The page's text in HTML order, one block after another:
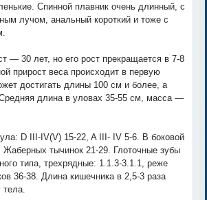
Спинной плавник очень длинный, с
лучом, анальный короткий и тоже с
— 30 лет, но его рост прекращается в 7-8
прирост веса происходит в первую
достигать длины 100 см и более, а
длина в уловах 35-55 см, масса —
D III-IV(V) 15-22, A III- IV 5-6. В боковой
Жаберных тычинок 21-29. Глоточные зубы
типа, трехрядные: 1.1.3-3.1.1, реже
36-38. Длина кишечника в 2,5-3 раза